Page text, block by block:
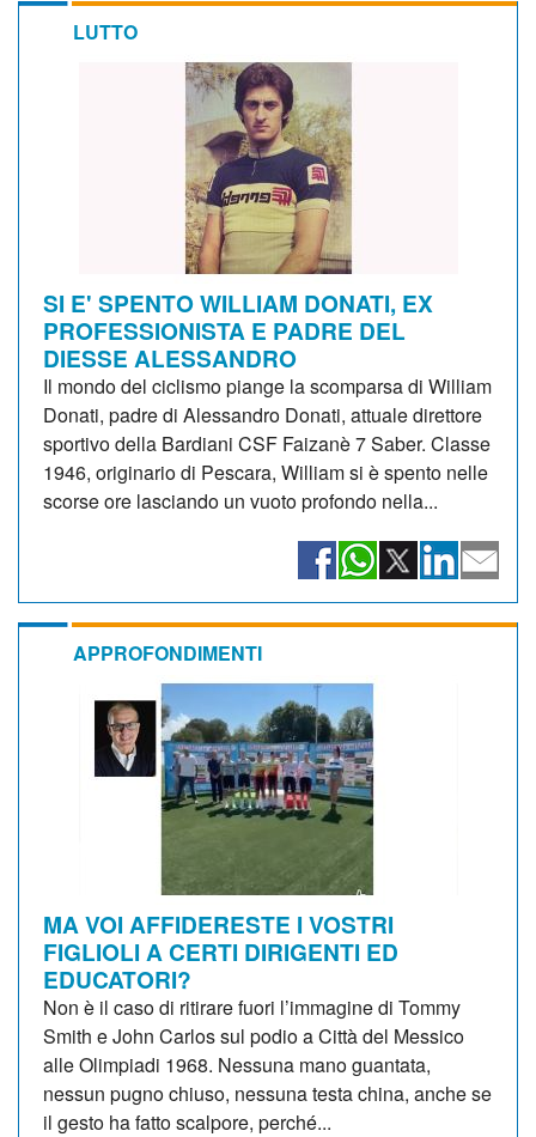
LUTTO
SI E' SPENTO WILLIAM DONATI, EX
PROFESSIONISTA E PADRE DEL
DIESSE ALESSANDRO
Il mondo del ciclismo piange la scomparsa di William
Donati, padre di Alessandro Donati, attuale direttore
sportivo della Bardiani CSF Faizanè 7 Saber. Classe
1946, originario di Pescara, William si è spento nelle
scorse ore lasciando un vuoto profondo nella...
APPROFONDIMENTI
MA VOI AFFIDERESTE I VOSTRI
FIGLIOLI A CERTI DIRIGENTI ED
EDUCATORI?
Non è il caso di ritirare fuori l’immagine di Tommy
Smith e John Carlos sul podio a Città del Messico
alle Olimpiadi 1968. Nessuna mano guantata,
nessun pugno chiuso, nessuna testa china, anche se
il gesto ha fatto scalpore, perché...